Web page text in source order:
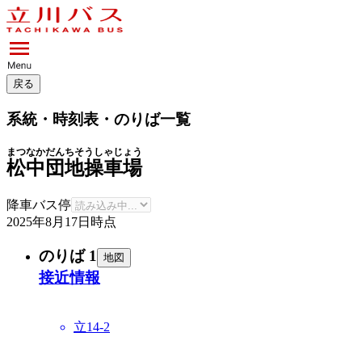
戻る
系統・時刻表・のりば一覧
松中団地操車場
まつなかだんちそうしゃじょう
降車バス停
2025年8月17日 時点
のりば 1 地図
接近情報
立14-2